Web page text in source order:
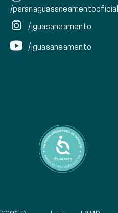
/paranaguasaneamentooficial
/iguasaneamento
/iguasaneamento